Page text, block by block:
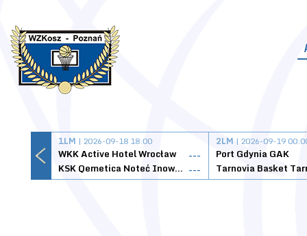
1LM | 2026-09-18 18:00
WKK Active Hotel Wrocław
---
KSK Qemetica Noteć Inowrocław ---
2LM | 2026-09-19
Port Gdynia GAK